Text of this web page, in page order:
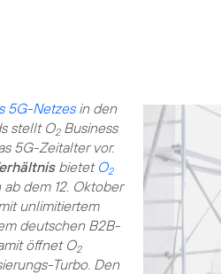
5G-Netzesin den
stellt O2Business
5G-Zeitalter vor.
bietet O2
dem 12. Oktober
unlimitiertem
deutschen B2B-
öffnet O2
Turbo. Den